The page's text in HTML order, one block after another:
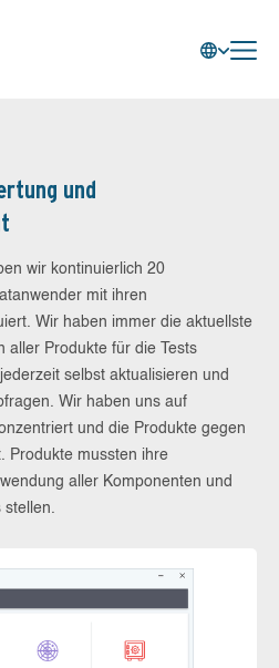
und
wir kontinuierlich 20
mit ihren
Wir haben immer die aktuellste
aller Produkte für die Tests
selbst aktualisieren und
Wir haben uns auf
und die Produkte gegen
Produkte mussten ihre
aller Komponenten und
stellen.